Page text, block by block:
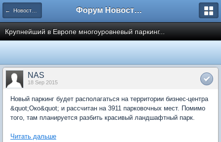
← Новости рынка недвижимости Форум Новостройки
Крупнейший в Европе многоуровневый паркинг...
NAS
18 Sep 2015
Новый паркинг будет располагаться на территории бизнес-центра
&quot;Око&quot; и рассчитан на 3911 парковочных мест. Помимо
того, там планируется разбить красивый ландшафтный парк.
Читать дальше